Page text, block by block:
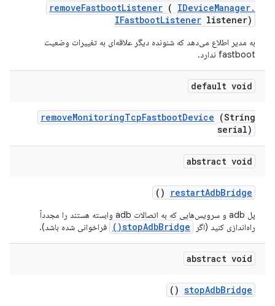
removeFastbootListener ( IDeviceManager.
IFastbootListener listener)
به مدیر اطلاع می‌دهد که شنونده دیگر علاقه‌ای به تغییرات وضعیت
fastboot ندارد.
default void
removeMonitoringTcpFastbootDevice (String
serial)
abstract void
restartAdbBridge
()
پل adb و سرویس‌هایی که به اتصالات adb وابسته هستند را مجدداً
راه‌اندازی کنید (اگر
stopAdbBridge() فراخوانی شده باشد).
abstract void
stopAdbBridge
()